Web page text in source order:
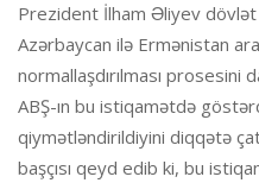
Prezident İlham Əliyev dövlət
Azərbaycan ilə Ermənistan
normallaşdırılması prosesini
ABŞ-ın bu istiqamətdə
qiymətləndirildiyini diqqətə
başçısı qeyd edib ki, bu